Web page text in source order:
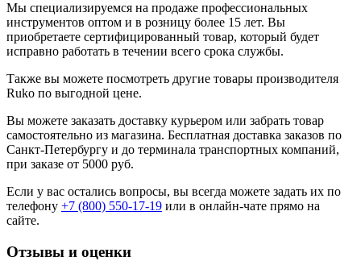
Мы специализируемся на продаже профессиональных
инструментов оптом и в розницу более 15 лет. Вы
приобретаете сертифицированный товар, который будет
исправно работать в течении всего срока службы.
Также вы можете посмотреть другие товары производителя
Ruko по выгодной цене.
Вы можете заказать доставку курьером или забрать товар
самостоятельно из магазина. Бесплатная доставка заказов по
Санкт-Петербургу и до терминала транспортных компаний,
при заказе от 5000 руб.
Если у вас остались вопросы, вы всегда можете задать их по
телефону +7 (800) 550-17-19 или в онлайн-чате прямо на
сайте.
Отзывы и оценки